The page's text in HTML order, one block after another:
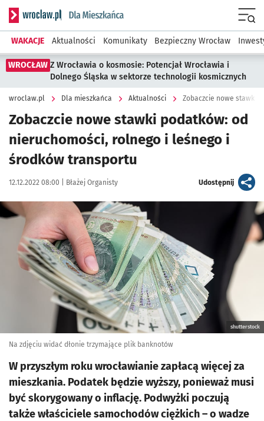
Serwis informacyjny wroclaw.pl podserwis: Dla mieszkańca
WAKACJE Aktualności Komunikaty Bezpieczny Wrocław
WROCŁAW Z Wrocławia o kosmosie: Potencjał Wrocławia i
Dolnego Śląska w sektorze technologii kosmicznych
wroclaw.pl Dla mieszkańca Aktualności
Zobaczcie nowe stawki podatków: od
nieruchomości, rolnego i leśnego i
środków transportu
Data publikacji:
12.12.2022 08:00 | Autor:
Błażej Organisty Udostępnijartykuł
Kliknij, aby powiększyć
shutterstock
Na zdjęciu widać dłonie trzymające plik banknotów
W przyszłym roku wrocławianie zapłacą więcej za
mieszkania. Podatek będzie wyższy, ponieważ musi
być skorygowany o inflację. Podwyżki poczują
także właściciele samochodów ciężkich – o wadze